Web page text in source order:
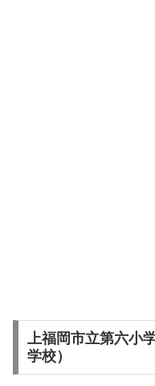
上福岡市立第六小
学校）